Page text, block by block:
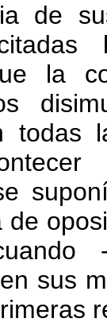
de
la
todas
de
sus